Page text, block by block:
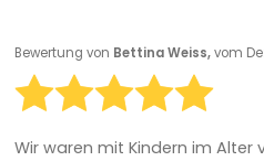
Bewertung von Bettina Weiss,vom
Wir waren mit Kindern im Alter